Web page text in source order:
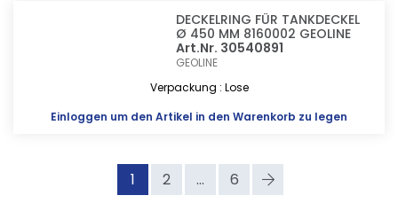
DECKELRING FÜR TANKDECKEL
Ø 450 MM 8160002 GEOLINE
Art.Nr. 30540891
GEOLINE
Verpackung : Lose
Einloggen um den Artikel in den Warenkorb zu legen
1 2 ... 6